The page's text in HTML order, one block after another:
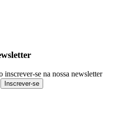
se na nossa newsletter
Inscrever-se